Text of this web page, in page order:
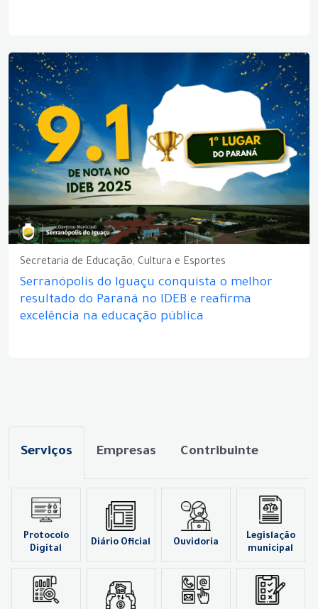
Secretaria de Educação, Cultura e Esportes
Serranópolis do Iguaçu conquista o melhor
resultado do Paraná no IDEB e reafirma
excelência na educação pública
Serviços Empresas Contribuinte
Protocolo
Digital
Diário Oficial Ouvidoria
Legislação
municipal